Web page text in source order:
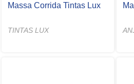
Massa Corrida Tintas Lux
TINTAS LUX